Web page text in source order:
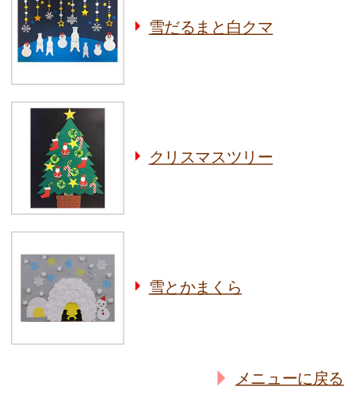
雪だるまと白クマ
クリスマスツリー
雪とかまくら
メニューに戻る